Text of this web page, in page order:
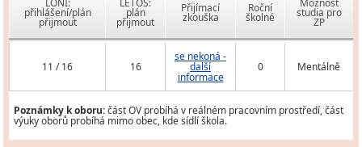
LONI:
přihlášení/plán
přijmout
LETOS:
plán
přijmout
Přijímací
zkouška
Roční
školné
Možnost
studia pro
ZP
11 / 16 16
se nekoná -
další
informace
0 Mentálně
Poznámky k oboru:část OV probíhá v reálném pracovním prostředí, část
výuky oborů probíhá mimo obec, kde sídlí škola.